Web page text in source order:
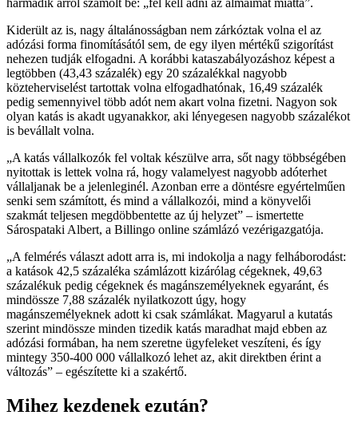
Kiderült az is, nagy általánosságban nem zárkóztak volna el az
adózási forma finomításától sem, de egy ilyen mértékű szigorítást
nehezen tudják elfogadni. A korábbi kataszabályozáshoz képest a
legtöbben (43,43 százalék) egy 20 százalékkal nagyobb
közteherviselést tartottak volna elfogadhatónak, 16,49 százalék
pedig semennyivel több adót nem akart volna fizetni. Nagyon sok
olyan katás is akadt ugyanakkor, aki lényegesen nagyobb százalékot
is bevállalt volna.
A katás vállalkozók fel voltak készülve arra, sőt nagy többségében
nyitottak is lettek volna rá, hogy valamelyest nagyobb adóterhet
vállaljanak be a jelenleginél. Azonban erre a döntésre egyértelműen
senki sem számított, és mind a vállalkozói, mind a könyvelői
szakmát teljesen megdöbbentette az új helyzet
– ismertette
Sárospataki Albert, a Billingo online számlázó vezérigazgatója.
A felmérés választ adott arra is, mi indokolja a nagy felháborodást:
a katások 42,5 százaléka számlázott kizárólag cégeknek, 49,63
százalékuk pedig cégeknek és magánszemélyeknek egyaránt, és
mindössze 7,88 százalék nyilatkozott úgy, hogy
magánszemélyeknek adott ki csak számlákat. Magyarul a kutatás
szerint mindössze minden tizedik katás maradhat majd ebben az
adózási formában, ha nem szeretne ügyfeleket veszíteni, és így
mintegy 350-400 000 vállalkozó lehet az, akit direktben érint a
változás
– egészítette ki a szakértő.
Mihez kezdenek ezután?